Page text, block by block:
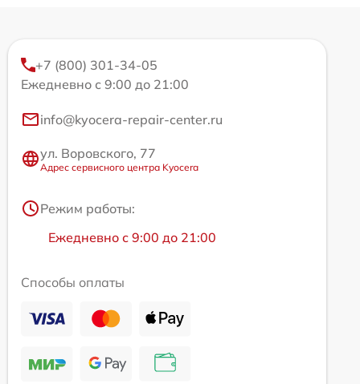
+7 (800) 301-34-05
Ежедневно с 9:00 до 21:00
info@kyocera-repair-center.ru
ул. Воровского, 77
Адрес сервисного центра Kyocera
Режим работы:
Ежедневно с 9:00 до 21:00
Способы оплаты